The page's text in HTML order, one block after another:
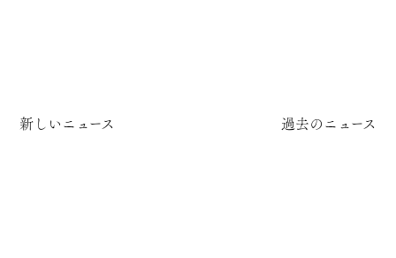
新しいニュース 過去のニュース